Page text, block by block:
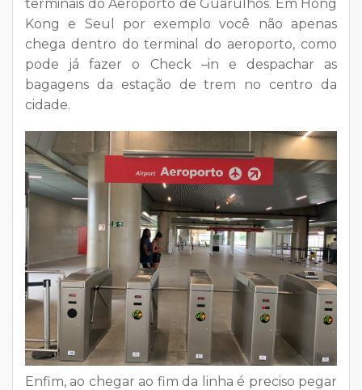
terminais do Aeroporto de Guarulhos. Em Hong
Kong e Seul por exemplo você não apenas
chega dentro do terminal do aeroporto, como
pode já fazer o Check –in e despachar as
bagagens da estação de trem no centro da
cidade.
Enfim, ao chegar ao fim da linha é preciso pegar